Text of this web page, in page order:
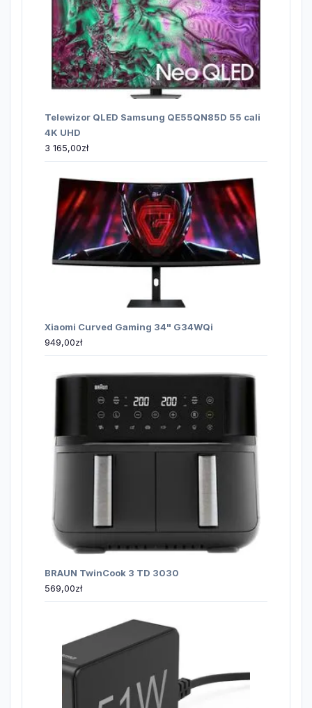
Telewizor QLED Samsung QE55QN85D 55 cali
4K UHD
3 165,00zł
Xiaomi Curved Gaming 34" G34WQi
949,00zł
BRAUN TwinCook 3 TD 3030
569,00zł